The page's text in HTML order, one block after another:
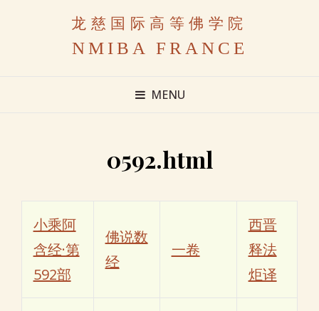
龙慈国际高等佛学院
NMIBA FRANCE
MENU
0592.html
小乘阿
含经·第
592部
佛说数
经
一卷
西晋
释法
炬译